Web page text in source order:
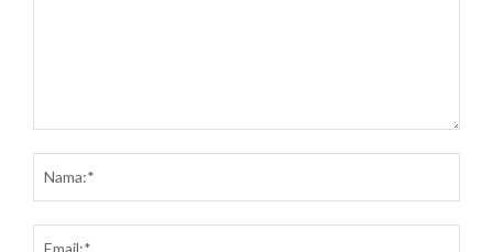
kritik: